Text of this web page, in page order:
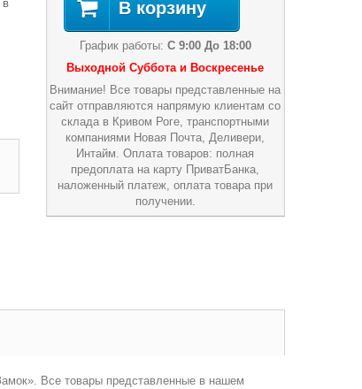
в
В корзину
График работы: С 9:00 До 18:00
Выходной Суббота и Воскресенье
Внимание! Все товары представленные на
сайт отправляются напрямую клиентам со
склада в Кривом Роге, транспортными
компаниями Новая Почта, Деливери,
Интайм. Оплата товаров: полная
предоплата на карту ПриватБанка,
наложенный платеж, оплата товара при
получении.
Все товары представленные в нашем